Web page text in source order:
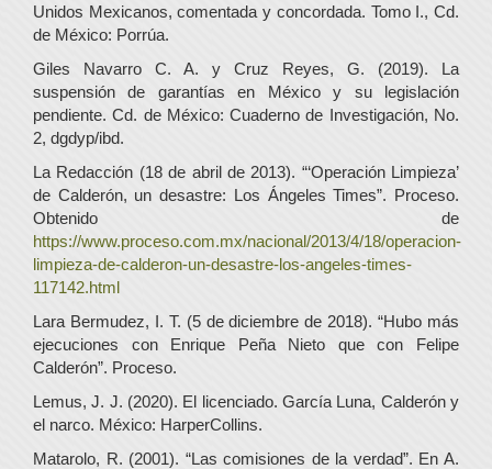
Unidos Mexicanos, comentada y concordada. Tomo I., Cd.
de México: Porrúa.
Giles Navarro C. A. y Cruz Reyes, G. (2019). La
suspensión de garantías en México y su legislación
pendiente. Cd. de México: Cuaderno de Investigación, No.
2, dgdyp/ibd.
La Redacción (18 de abril de 2013). “‘Operación Limpieza’
de Calderón, un desastre: Los Ángeles Times”. Proceso.
Obtenido de
https://www.proceso.com.mx/nacional/2013/4/18/operacion-
limpieza-de-calderon-un-desastre-los-angeles-times-
117142.html
Lara Bermudez, I. T. (5 de diciembre de 2018). “Hubo más
ejecuciones con Enrique Peña Nieto que con Felipe
Calderón”. Proceso.
Lemus, J. J. (2020). El licenciado. García Luna, Calderón y
el narco. México: HarperCollins.
Matarolo, R. (2001). “Las comisiones de la verdad”. En A.